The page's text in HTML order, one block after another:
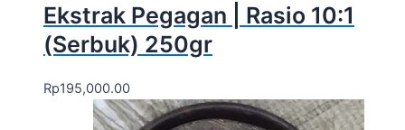
Ekstrak Pegagan | Rasio 10:1
(Serbuk) 250gr
Rp195,000.00